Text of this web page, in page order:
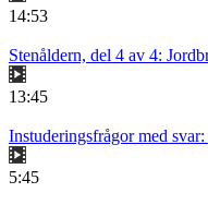
14:53
Stenåldern, del 4 av 4:
13:45
Instuderingsfrågor med svar:
5:45